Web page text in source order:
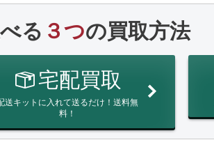
る ３つの買取方法
宅配買取
送キットに入れて送るだけ！送料無
料！